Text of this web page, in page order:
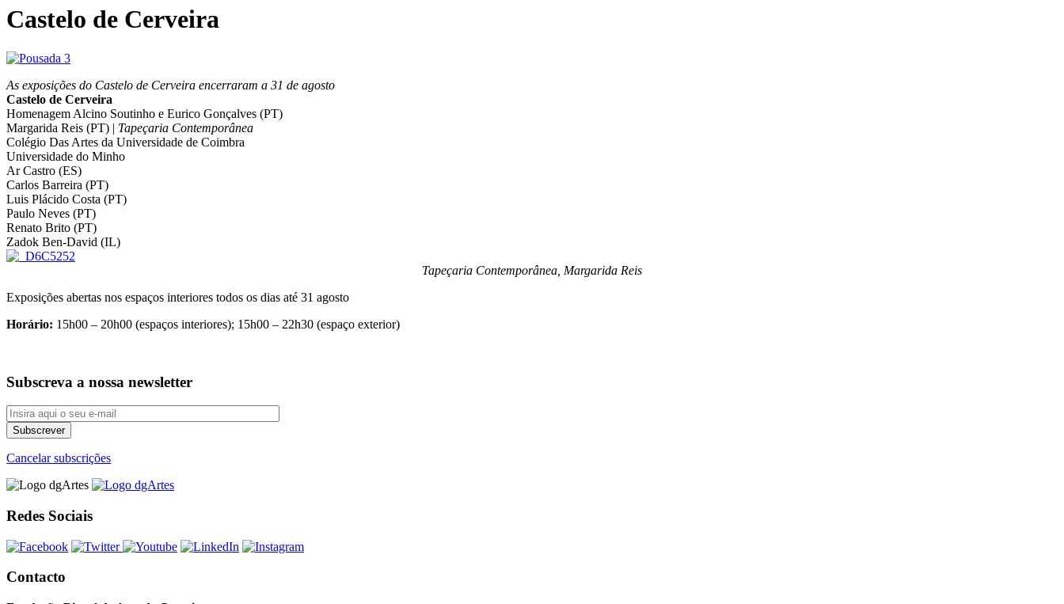
Castelo de Cerveira
As exposições do Castelo de Cerveira encerraram a 31 de agosto
Castelo de Cerveira
Homenagem Alcino Soutinho e Eurico Gonçalves (PT)
Margarida Reis (PT) | Tapeçaria Contemporânea
Colégio Das Artes da Universidade de Coimbra
Universidade do Minho
Ar Castro (ES)
Carlos Barreira (PT)
Luis Plácido Costa (PT)
Paulo Neves (PT)
Renato Brito (PT)
Zadok Ben-David (IL)
Tapeçaria Contemporânea, Margarida Reis
Exposições abertas nos espaços interiores todos os dias até 31 agosto
Horário: 15h00 – 20h00 (espaços interiores); 15h00 – 22h30 (espaço exterior)
Subscreva a nossa newsletter
Cancelar subscrições
Redes Sociais
Contacto